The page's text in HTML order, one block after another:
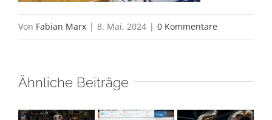
Von Fabian Marx | 8. Mai. 2024 | 0 Kommentare
Ähnliche Beiträge